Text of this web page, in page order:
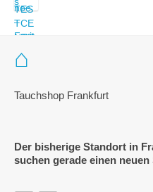
Tauchshop Frankfurt
Der bisherige Standort in
suchen gerade einen